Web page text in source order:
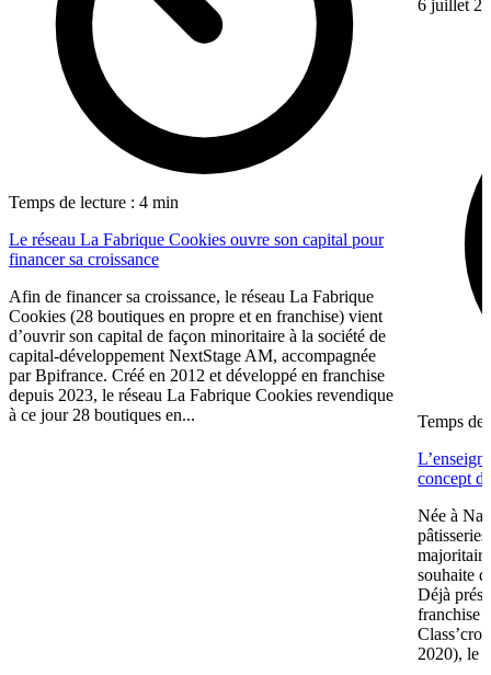
Temps de lecture : 4 min
Le réseau La Fabrique Cookies ouvre son capital pour
financer sa croissance
Afin de financer sa croissance, le réseau La Fabrique
Cookies (28 boutiques en propre et en franchise) vient
d’ouvrir son capital de façon minoritaire à la société de
capital-développement NextStage AM, accompagnée
par Bpifrance. Créé en 2012 et développé en franchise
depuis 2023, le réseau La Fabrique Cookies revendique
à ce jour 28 boutiques en...
6 juillet
Temps de
concept
Née à
souhaite
Déjà
franchise
2020), le